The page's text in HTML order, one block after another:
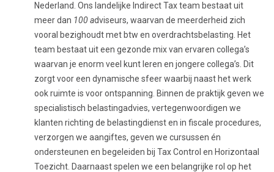
Nederland. Ons landelijke Indirect Tax team bestaat uit
meer dan 100 adviseurs, waarvan de meerderheid zich
vooral bezighoudt met btw en overdrachtsbelasting. Het
team bestaat uit een gezonde mix van ervaren collega’s
waarvan je enorm veel kunt leren en jongere collega’s. Dit
zorgt voor een dynamische sfeer waarbij naast het werk
ook ruimte is voor ontspanning. Binnen de praktijk geven we
specialistisch belastingadvies, vertegenwoordigen we
klanten richting de belastingdienst en in fiscale procedures,
verzorgen we aangiftes, geven we cursussen én
ondersteunen en begeleiden bij Tax Control en Horizontaal
Toezicht. Daarnaast spelen we een belangrijke rol op het